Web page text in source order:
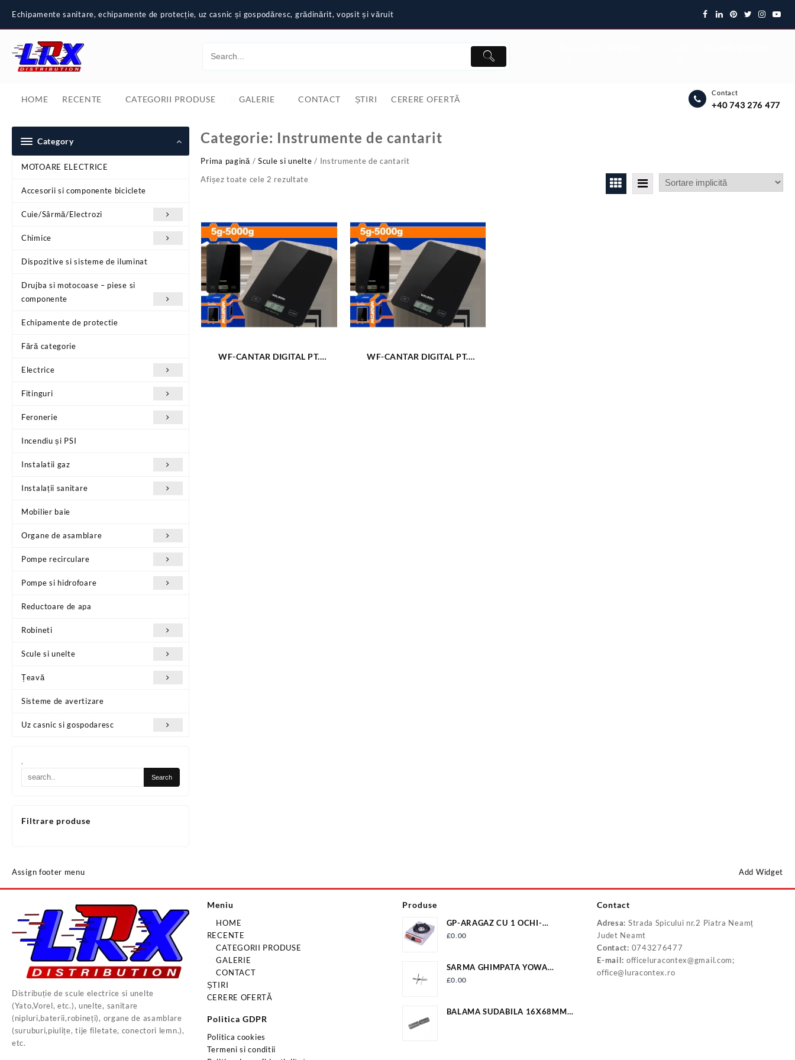
content
Echipamente sanitare, echipamente de protecție, uz casnic și gospodăresc, grădinărit, vopsit și văruit
HOME RECENTE CATEGORII PRODUSE GALERIE CONTACT ȘTIRI CERERE OFERTĂ
Contact
+40 743 276 477
Category
MOTOARE ELECTRICE
Accesorii si componente biciclete
Cuie/Sârmă/Electrozi
Chimice
Dispozitive si sisteme de iluminat
Drujba si motocoase – piese si
componente
Echipamente de protectie
Fără categorie
Electrice
Fitinguri
Feronerie
Incendiu și PSI
Instalatii gaz
Instalații sanitare
Mobilier baie
Organe de asamblare
Pompe recirculare
Pompe si hidrofoare
Reductoare de apa
Robineti
Scule si unelte
Țeavă
Sisteme de avertizare
Uz casnic si gospodaresc
.
Filtrare produse
Categorie: Instrumente de cantarit
Prima pagină / Scule si unelte / Instrumente de cantarit
Afișez toate cele 2 rezultate
WF-CANTAR DIGITAL PT.
WF-CANTAR DIGITAL PT.
Assign footer menu Add Widget
Distribuție de scule electrice si unelte
(Yato,Vorel, etc.), unelte, sanitare
(nipluri,baterii,robineți), organe de asamblare
(suruburi,piulițe, tije filetate, conectori lemn.),
etc.
Meniu
HOME
RECENTE
CATEGORII PRODUSE
GALERIE
CONTACT
ȘTIRI
CERERE OFERTĂ
Politica GDPR
Politica cookies
Termeni si conditii
Produse
GP-ARAGAZ CU 1 OCHI-
APRINDERE QUARTZ
£0.00
SARMA GHIMPATA YOWA
ZINCATA II 2.2X2.2X100 S1342
£0.00
BALAMA SUDABILA 16X68MM
Contact
Adresa: Strada Spicului nr.2 Piatra Neamț
Judet Neamt
Contact: 0743276477
E-mail: officeluracontex@gmail.com;
office@luracontex.ro